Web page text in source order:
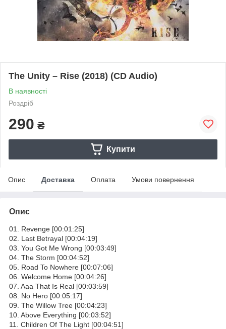
The Unity – Rise (2018) (CD Audio)
В наявності
Роздріб
290 ₴
Купити
Опис Доставка Оплата Умови повернення
Опис
01. Revenge [00:01:25]
02. Last Betrayal [00:04:19]
03. You Got Me Wrong [00:03:49]
04. The Storm [00:04:52]
05. Road To Nowhere [00:07:06]
06. Welcome Home [00:04:26]
07. Aaa That Is Real [00:03:59]
08. No Hero [00:05:17]
09. The Willow Tree [00:04:23]
10. Above Everything [00:03:52]
11. Children Of The Light [00:04:51]